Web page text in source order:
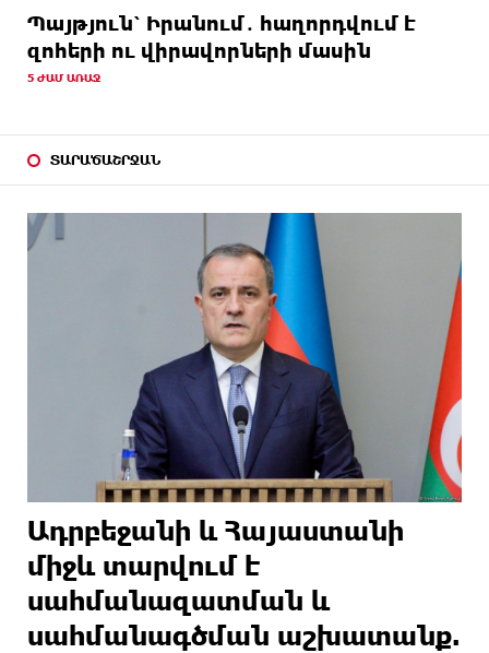
Պայթյուն՝ Իրանում․ հաղորդվում է
զոհերի ու վիրավորների մասին
5 ԺԱՄ ԱՌԱՋ
ՏԱՐԱԾԱՇՐՋԱՆ
Ադրբեջանի և Հայաստանի
միջև տարվում է
սահմանազատման և
սահմանագծման աշխատանք.